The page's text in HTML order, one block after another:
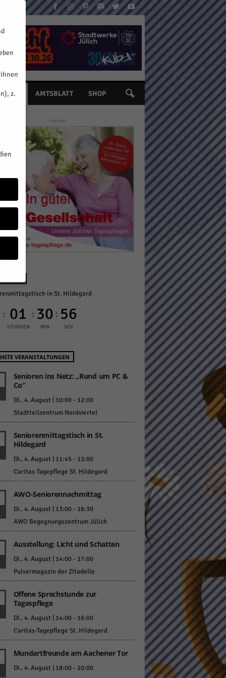
AMTSBLATT SHOP
- Anzeige -
in St. Hildegard
: 01
STUNDEN
: 30
MIN
: 55
SEK
VERANSTALTUNGEN
Senioren ins Netz: „Rund um PC &
Co“
Di.. 4. August | 10:00- 12:00
Stadtteilzentrum Nordviertel
Seniorenmittagstisch in St.
Hildegard
Di.. 4. August | 11:45 - 13:00
Caritas-Tagepflege St. Hildegard
AWO-Seniorennachmittag
Di.. 4. August | 13:00- 16:30
AWO Begegnungszentrum Jülich
Ausstellung: Licht und Schatten
Di.. 4. August | 14:00- 17:00
Pulvermagazin der Zitadelle
Offene Sprechstunde zur
Tagespflege
Di.. 4. August | 14:00- 16:00
Caritas-Tagepflege St. Hildegard
Mundartfreunde am Aachener Tor
Di.. 4. August | 18:00- 20:00
z.
z.
Statistiken
Externe Medien